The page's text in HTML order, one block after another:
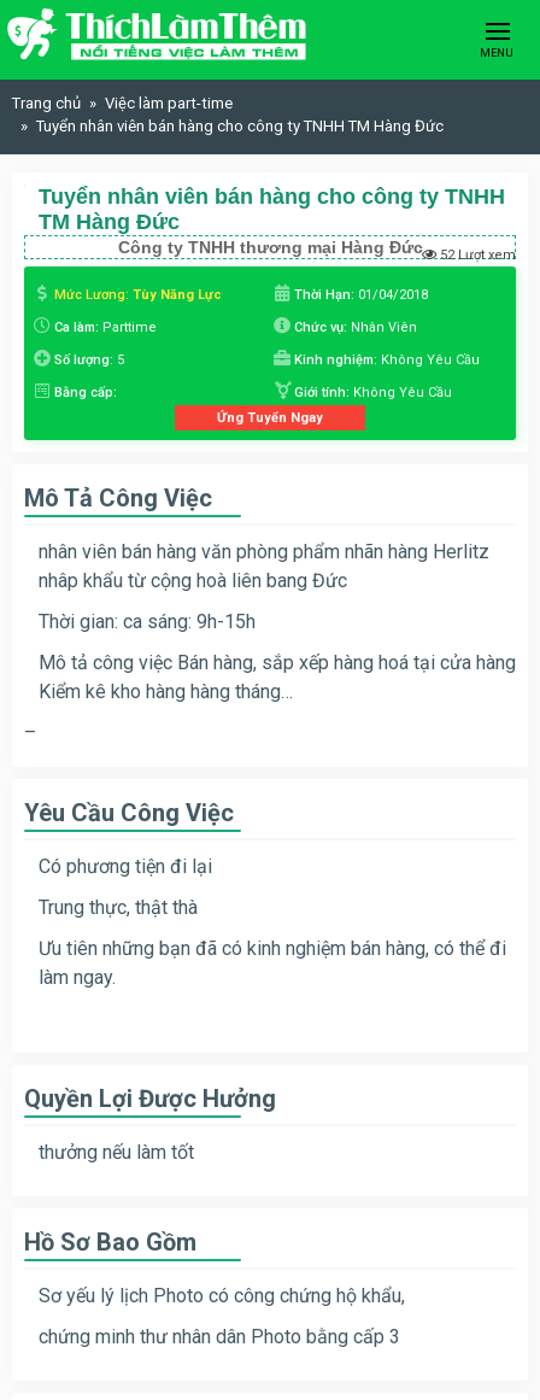
Skip to content
MENU
Trang chủ
Việc làm part-time
Tuyển nhân viên bán hàng cho công ty TNHH TM Hàng Đức
Tuyển nhân viên bán hàng cho công ty TNHH
TM Hàng Đức
Công ty TNHH thương mại Hàng Đức 52 Lượt xem
Mức Lương: Tùy Năng Lực Thời Hạn: 01/04/2018
Ca làm: Parttime Chức vụ: Nhân Viên
Số lượng: 5 Kinh nghiệm: Không Yêu Cầu
Bằng cấp: Giới tính: Không Yêu Cầu
Ứng Tuyển Ngay
Mô Tả Công Việc
nhân viên bán hàng văn phòng phẩm nhãn hàng Herlitz
nhâp khẩu từ cộng hoà liên bang Đức
Thời gian: ca sáng: 9h-15h
Mô tả công việc Bán hàng, sắp xếp hàng hoá tại cửa hàng
Kiểm kê kho hàng hàng tháng…
–
Yêu Cầu Công Việc
Có phương tiện đi lại
Trung thực, thật thà
Ưu tiên những bạn đã có kinh nghiệm bán hàng, có thể đi
làm ngay.
Quyền Lợi Được Hưởng
thưởng nếu làm tốt
Hồ Sơ Bao Gồm
Sơ yếu lý lịch Photo có công chứng hộ khẩu,
chứng minh thư nhân dân Photo bằng cấp 3